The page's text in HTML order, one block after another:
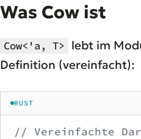
Was Cow ist
Cow<'a, T> lebt im
Definition (vereinfacht):
RUST
// Vereinfachte